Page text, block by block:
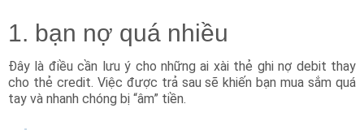
1. bạn nợ quá nhiều
Đây là điều cần lưu ý cho những ai xài thẻ ghi nợ debit thay
cho thẻ credit. Việc được trả sau sẽ khiến bạn mua sắm quá
tay và nhanh chóng bị “âm” tiền.